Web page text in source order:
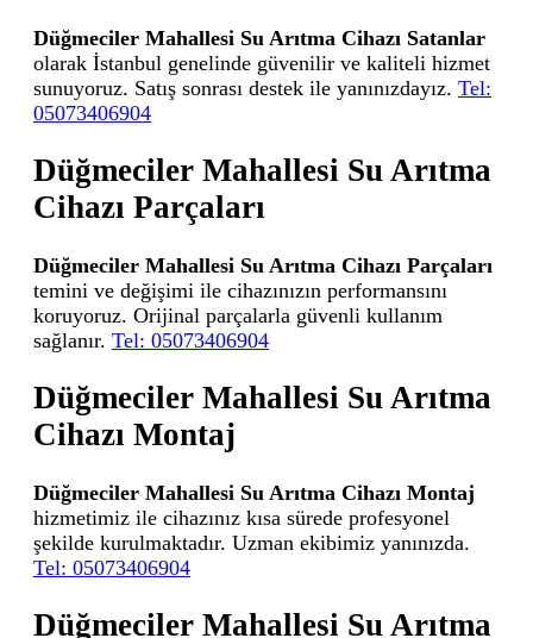
Düğmeciler Mahallesi Su Arıtma Cihazı Satanlar
olarak İstanbul genelinde güvenilir ve kaliteli hizmet
sunuyoruz. Satış sonrası destek ile yanınızdayız. Tel:
05073406904
Düğmeciler Mahallesi Su Arıtma
Cihazı Parçaları
Düğmeciler Mahallesi Su Arıtma Cihazı Parçaları
temini ve değişimi ile cihazınızın performansını
koruyoruz. Orijinal parçalarla güvenli kullanım
sağlanır. Tel: 05073406904
Düğmeciler Mahallesi Su Arıtma
Cihazı Montaj
Düğmeciler Mahallesi Su Arıtma Cihazı Montaj
hizmetimiz ile cihazınız kısa sürede profesyonel
şekilde kurulmaktadır. Uzman ekibimiz yanınızda.
Tel: 05073406904
Düğmeciler Mahallesi Su Arıtma